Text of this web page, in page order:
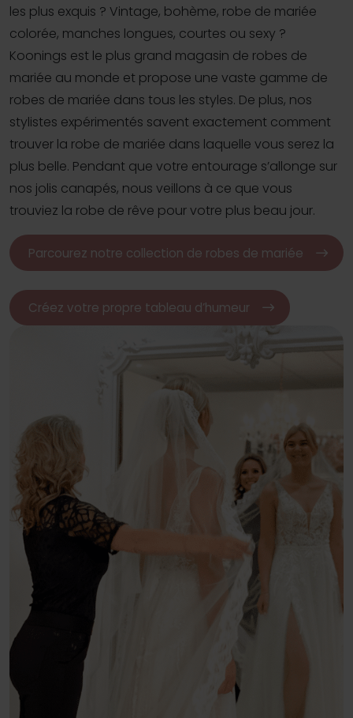
les plus exquis ? Vintage, bohème, robe de mariée
colorée, manches longues, courtes ou sexy ?
Koonings est le plus grand magasin de robes de
mariée au monde et propose une vaste gamme de
robes de mariée dans tous les styles. De plus, nos
stylistes expérimentés savent exactement comment
trouver la robe de mariée dans laquelle vous serez la
plus belle. Pendant que votre entourage s’allonge sur
nos jolis canapés, nous veillons à ce que vous
trouviez la robe de rêve pour votre plus beau jour.
Parcourez notre collection de robes de mariée
Créez votre propre tableau d’humeur